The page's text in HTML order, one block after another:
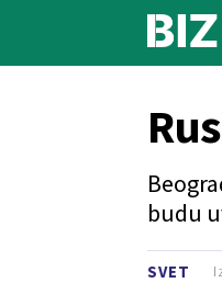
SVET
budu